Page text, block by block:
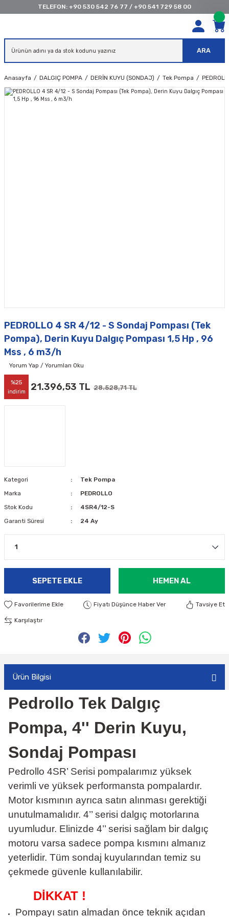
TELEFON: +90 530 542 76 77 / +90 541 729 58 00
ARA
Anasayfa DALGIÇ POMPA DERİN KUYU (SONDAJ) Tek Pompa
PEDROLLO 4 SR 4/12 - S Sondaj Pompası (Tek
Pompa), Derin Kuyu Dalgıç Pompası 1,5 Hp , 96
Mss , 6 m3/h
Yorum Yap / Yorumları Oku
%25
indirim 21.396,53 TL 28.528,71 TL
Kategori
Tek Pompa
Marka
PEDROLLO
Stok Kodu
4SR4/12-S
Garanti Süresi
24 Ay
SEPETE EKLE HEMEN AL
Fiyatı Düşünce Haber Ver Tavsiye Et
Karşılaştır
Ürün Bilgisi
Pedrollo Tek Dalgıç
Pompa, 4'' Derin Kuyu,
Sondaj Pompası
Pedrollo 4SR’ Serisi pompalarımız yüksek
verimli ve yüksek performansta pompalardır.
Motor kısmının ayrıca satın alınması gerektiği
unutulmamalıdır. 4’’ serisi dalgıç motorlarına
uyumludur. Elinizde 4’’ serisi sağlam bir dalgıç
motoru varsa sadece pompa kısmını almanız
yeterlidir. Tüm sondaj kuyularından temiz su
çekmede güvenle kullanılabilir.
DİKKAT !
Pompayı satın almadan önce teknik açıdan